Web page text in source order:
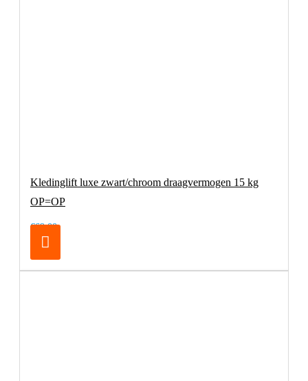
Kledinglift luxe zwart/chroom draagvermogen 15 kg
OP=OP
€69,00